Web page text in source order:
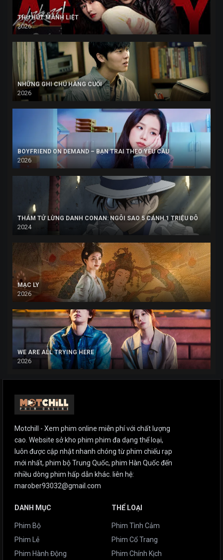
THU HÚT MÃNH LIỆT
2026
NHỮNG GHI CHÚ HÀNG CUỐI
2026
BOYFRIEND ON DEMAND – BẠN TRAI THEO YÊU CẦU
2026
THÁM TỬ LỪNG DANH CONAN: NGÔI SAO 5 CÁNH 1 TRIỆU ĐÔ
2024
MẠC LY
2026
WE ARE ALL TRYING HERE
2026
Motchill - Xem phim online miễn phí với chất lượng
cao. Website sở kho phim phim đa dạng thể loại,
luôn được cập nhật nhanh chóng từ phim chiếu rạp
mới nhất, phim bộ Trung Quốc, phim Hàn Quốc đến
nhiều dòng phim hấp dẫn khác. liên hệ:
marober93032@gmail.com
DANH MỤC
Phim Bộ
Phim Lẻ
Phim Hành Động
THỂ LOẠI
Phim Tình Cảm
Phim Cổ Trang
Phim Chính Kịch